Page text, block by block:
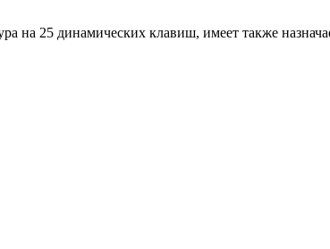
на 25 динамических клавиш, имеет также